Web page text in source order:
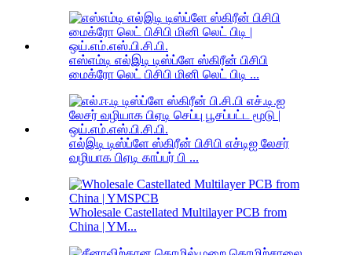
எஸ்எம்டி எல்இடி டிஸ்ப்ளே ஸ்கிரீன் பிசிபி
மைக்ரோ லெட் பிசிபி மினி லெட் பிடி ...
எல்இடி டிஸ்ப்ளே ஸ்கிரீன் பிசிபி எச்டிஐ லேசர்
வழியாக பிஏடி காப்பர் பி ...
Wholesale Castellated Multilayer PCB from
China | YM...